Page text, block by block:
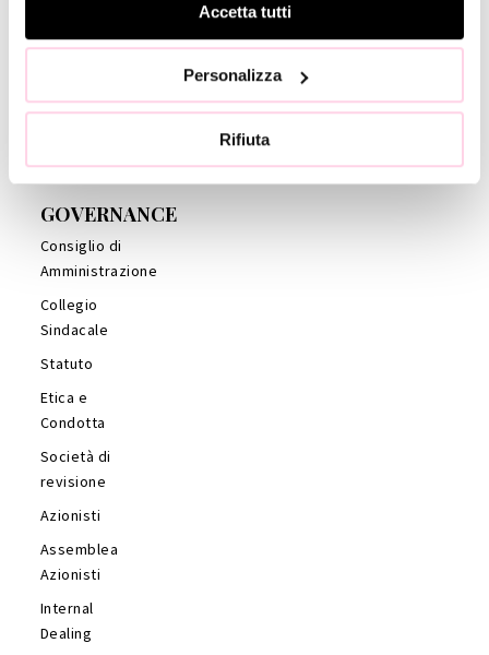
Accetta tutti
Personalizza
Rifiuta
Presentations
Analisti
GOVERNANCE
Consiglio di
Amministrazione
Collegio
Sindacale
Statuto
Etica e
Condotta
Società di
revisione
Azionisti
Assemblea
Azionisti
Internal
Dealing